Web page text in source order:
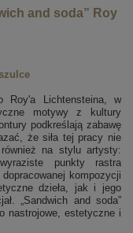
and soda” Roy
Roy'a Lichtensteina, w
motywy z kultury
podkreślają zabawę
że siła tej pracy nie
na stylu artysty:
punkty rastra
kompozycji
dzieła, jak i jego
„Sandwich and soda”
nastrojowe, estetyczne i